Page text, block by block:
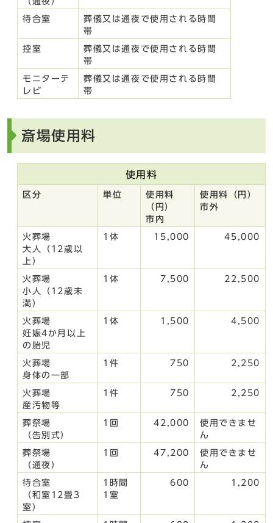
待合室
葬儀又は通夜で使用される時間
帯
控室
葬儀又は通夜で使用される時間
帯
モニターテ
レビ
葬儀又は通夜で使用される時間
帯
斎場使用料
使用料
区分 単位
使用料
（円）
市内
使用料（円）
市外
火葬場
大人（12歳以
上）
1体 15,000 45,000
火葬場
小人（12歳未
満）
1体 7,500 22,500
火葬場
妊娠4か月以上
の胎児
1体 1,500 4,500
火葬場
身体の一部
1件 750 2,250
火葬場
産汚物等
1件 750 2,250
葬祭場
（告別式）
1回 42,000
使用できませ
ん
葬祭場
（通夜）
1回 47,200
使用できませ
ん
待合室
（和室12畳3
室）
1時間
1室
600 1,200